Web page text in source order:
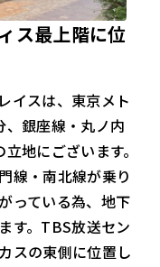
ス最上階に位
イスは、東京メト
、銀座線・丸ノ内
地にございます。
線・南北線が乗り
っている為、地下
す。TBS放送セン
スの東側に位置し